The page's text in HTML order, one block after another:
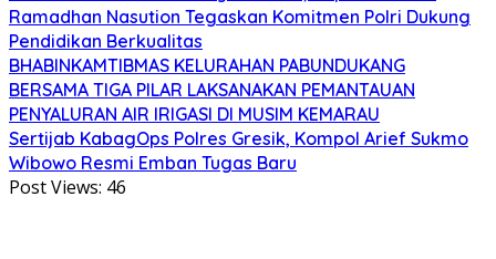
Ramadhan Nasution Tegaskan Komitmen Polri Dukung
Pendidikan Berkualitas
BHABINKAMTIBMAS KELURAHAN PABUNDUKANG
BERSAMA TIGA PILAR LAKSANAKAN PEMANTAUAN
PENYALURAN AIR IRIGASI DI MUSIM KEMARAU
Sertijab KabagOps Polres Gresik, Kompol Arief Sukmo
Wibowo Resmi Emban Tugas Baru
Post Views: 46